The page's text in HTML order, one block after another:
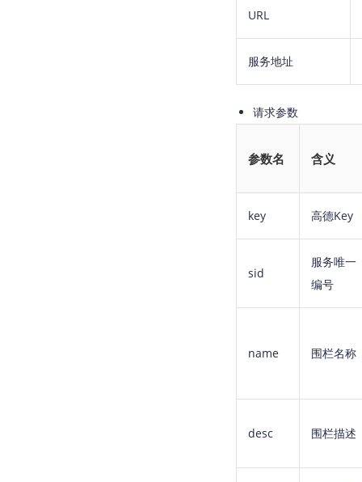
URL
服务地址
请求参数
参数名 含义
key 高德Key
sid
服务唯一
编号
name 围栏名称
desc 围栏描述